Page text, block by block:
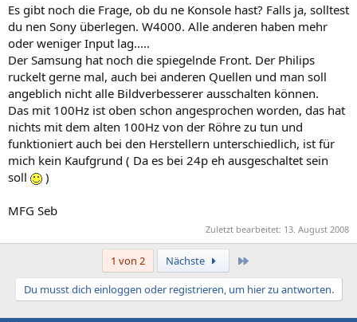
Es gibt noch die Frage, ob du ne Konsole hast? Falls ja, solltest
du nen Sony überlegen. W4000. Alle anderen haben mehr
oder weniger Input lag.....
Der Samsung hat noch die spiegelnde Front. Der Philips
ruckelt gerne mal, auch bei anderen Quellen und man soll
angeblich nicht alle Bildverbesserer ausschalten können.
Das mit 100Hz ist oben schon angesprochen worden, das hat
nichts mit dem alten 100Hz von der Röhre zu tun und
funktioniert auch bei den Herstellern unterschiedlich, ist für
mich kein Kaufgrund ( Da es bei 24p eh ausgeschaltet sein
soll
)
MFG Seb
Zuletzt bearbeitet: 13. August 2008
1 von 2 Nächste
Du musst dich einloggen oder registrieren, um hier zu antworten.